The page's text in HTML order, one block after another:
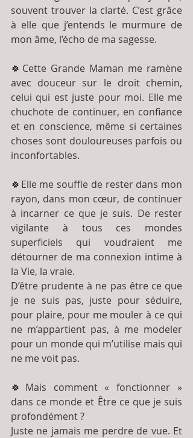
souvent trouver la clarté. C’est grâce
à elle que j’entends le murmure de
mon âme, l’écho de ma sagesse.
🍀Cette Grande Maman me ramène
avec douceur sur le droit chemin,
celui qui est juste pour moi. Elle me
chuchote de continuer, en confiance
et en conscience, même si certaines
choses sont douloureuses parfois ou
inconfortables.
🍀Elle me souffle de rester dans mon
rayon, dans mon cœur, de continuer
à incarner ce que je suis. De rester
vigilante à tous ces mondes
superficiels qui voudraient me
détourner de ma connexion intime à
la Vie, la vraie.
D’être prudente à ne pas être ce que
je ne suis pas, juste pour séduire,
pour plaire, pour me mouler à ce qui
ne m’appartient pas, à me modeler
pour un monde qui m’utilise mais qui
ne me voit pas.
🍀Mais comment « fonctionner »
dans ce monde et Être ce que je suis
profondément ?
Juste ne jamais me perdre de vue. Et